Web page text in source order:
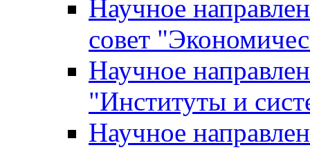
Научное
совет
Научное
"Институты и
Научное